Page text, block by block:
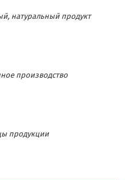
натуральный продукт
производство
продукции